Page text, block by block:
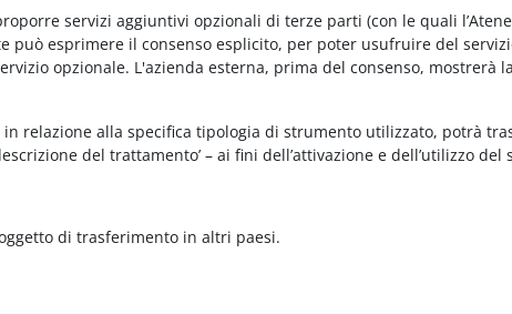
servizi aggiuntivi opzionali di terze parti (con le quali
può esprimere il consenso esplicito, per poter usufruire del
opzionale. L'azienda esterna, prima del consenso,
relazione alla specifica tipologia di strumento utilizzato, potrà
del trattamento’ – ai fini dell’attivazione e dell’utilizzo
di trasferimento in altri paesi.